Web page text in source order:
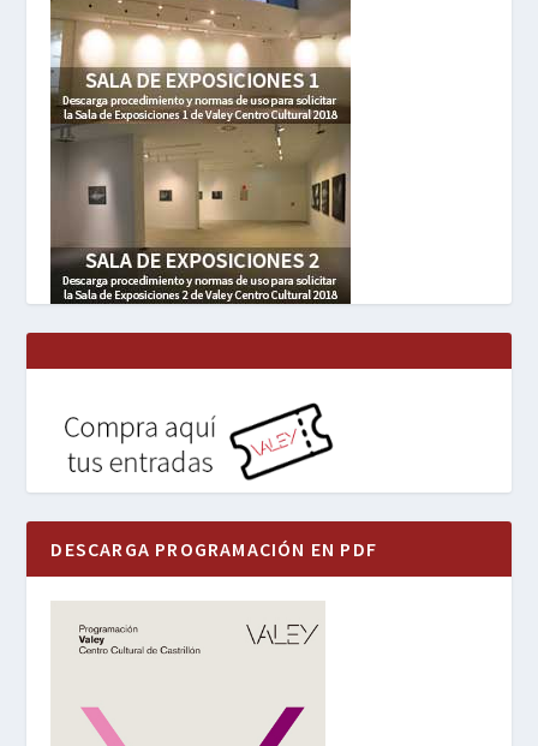
DESCARGA PROGRAMACIÓN EN PDF